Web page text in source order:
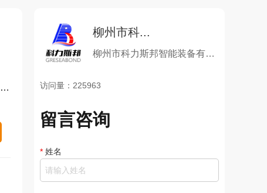
柳州市科...
柳州市科力斯邦智能装备有限公司
访问量：225963
留言咨询
* 姓名